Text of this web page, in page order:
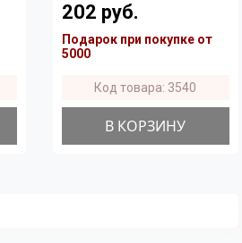
202 руб.
Подарок при покупке от
5000
Код товара: 3540
В КОРЗИНУ